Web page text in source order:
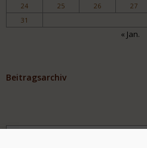
24
25 26 27
31
« Jan.
Beitragsarchiv
Archiv